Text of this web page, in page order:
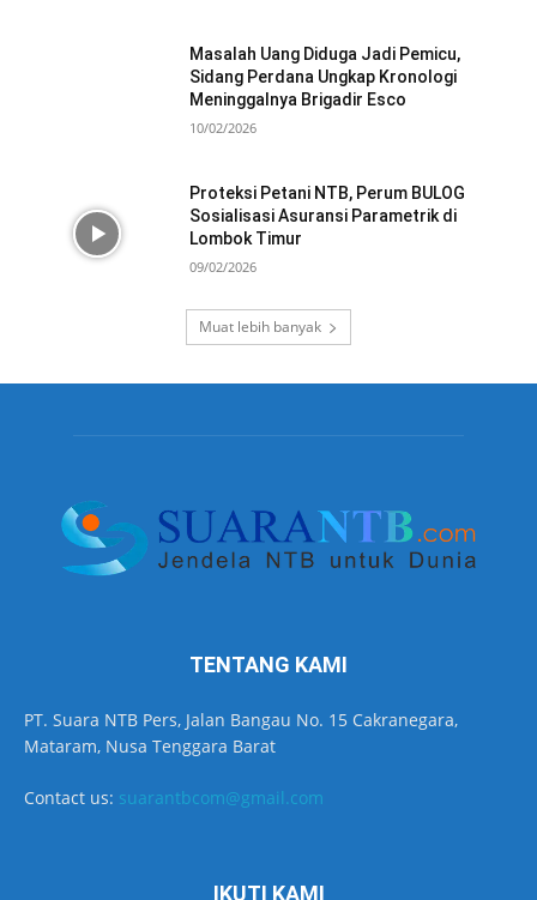
Masalah Uang Diduga Jadi Pemicu,
Sidang Perdana Ungkap Kronologi
Meninggalnya Brigadir Esco
10/02/2026
Proteksi Petani NTB, Perum BULOG
Sosialisasi Asuransi Parametrik di
Lombok Timur
09/02/2026
Muat lebih banyak
TENTANG KAMI
PT. Suara NTB Pers, Jalan Bangau No. 15 Cakranegara,
Mataram, Nusa Tenggara Barat
Contact us: suarantbcom@gmail.com
IKUTI KAMI